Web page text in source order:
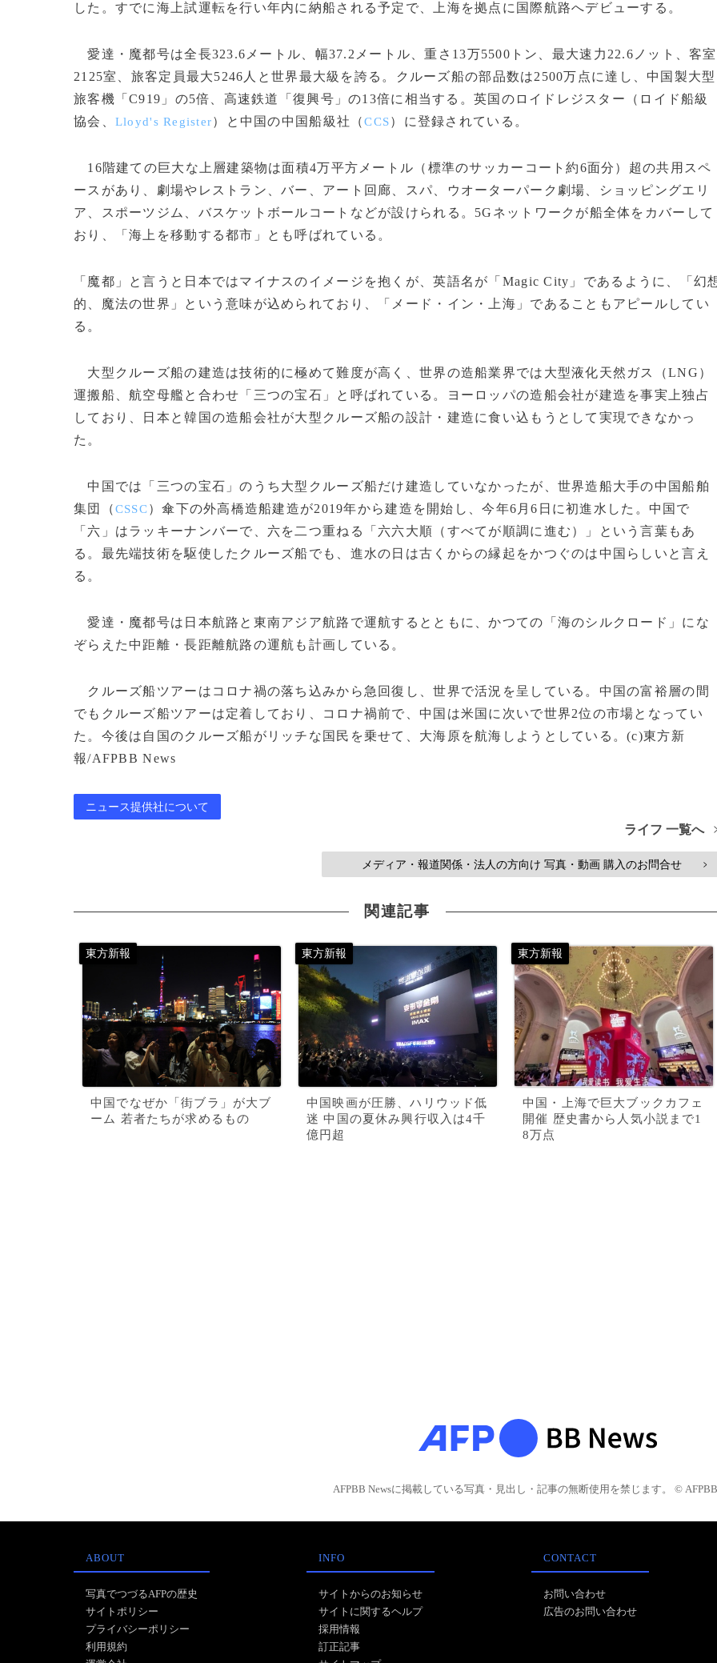
した。すでに海上試運転を行い年内に納船される予定で、上海を拠点に国際航路へデビューする。
愛達・魔都号は全長323.6メートル、幅37.2メートル、重さ13万5500トン、最大速力22.6ノット、客室
2125室、旅客定員最大5246人と世界最大級を誇る。クルーズ船の部品数は2500万点に達し、中国製大型
旅客機「C919」の5倍、高速鉄道「復興号」の13倍に相当する。英国のロイドレジスター（ロイド船級
協会、 Lloyd's Register）と中国の中国船級社（CCS）に登録されている。
16階建ての巨大な上層建築物は面積4万平方メートル（標準のサッカーコート約6面分）超の共用スペ
ースがあり、劇場やレストラン、バー、アート回廊、スパ、ウオーターパーク劇場、ショッピングエリ
ア、スポーツジム、バスケットボールコートなどが設けられる。5Gネットワークが船全体をカバーして
おり、「海上を移動する都市」とも呼ばれている。
「魔都」と言うと日本ではマイナスのイメージを抱くが、英語名が「Magic City」であるように、「幻
的、魔法の世界」という意味が込められており、「メード・イン・上海」であることもアピールしてい
る。
大型クルーズ船の建造は技術的に極めて難度が高く、世界の造船業界では大型液化天然ガス（LNG）
運搬船、航空母艦と合わせ「三つの宝石」と呼ばれている。ヨーロッパの造船会社が建造を事実上独占
しており、日本と韓国の造船会社が大型クルーズ船の設計・建造に食い込もうとして実現できなかっ
た。
中国では「三つの宝石」のうち大型クルーズ船だけ建造していなかったが、世界造船大手の中国船舶
集団（CSSC）傘下の外高橋造船建造が2019年から建造を開始し、今年6月6日に初進水した。中国で
「六」はラッキーナンバーで、六を二つ重ねる「六六大順（すべてが順調に進む）」という言葉もあ
る。最先端技術を駆使したクルーズ船でも、進水の日は古くからの縁起をかつぐのは中国らしいと言え
る。
愛達・魔都号は日本航路と東南アジア航路で運航するとともに、かつての「海のシルクロード」にな
ぞらえた中距離・長距離航路の運航も計画している。
クルーズ船ツアーはコロナ禍の落ち込みから急回復し、世界で活況を呈している。中国の富裕層の間
でもクルーズ船ツアーは定着しており、コロナ禍前で、中国は米国に次いで世界2位の市場となってい
た。今後は自国のクルーズ船がリッチな国民を乗せて、大海原を航海しようとしている。(c)東方新
報/AFPBB News
ニュース提供社について
ライフ 一覧へ
メディア・報道関係・法人の方向け 写真・動画 購入のお問合せ >
関連記事
中国でなぜか「街ブラ」が大ブ
ーム 若者たちが求めるもの
中国映画が圧勝、ハリウッド低
迷 中国の夏休み興行収入は4千
億円超
中国・上海で巨大ブックカフェ
開催 歴史書から人気小説まで1
8万点
AFPBB Newsに掲載している写真・見出し・記事の無断使用を禁じます。 © AFPBB
ABOUT
写真でつづるAFPの歴史
サイトポリシー
プライバシーポリシー
利用規約
INFO
サイトからのお知らせ
サイトに関するヘルプ
採用情報
訂正記事
CONTACT
お問い合わせ
広告のお問い合わせ